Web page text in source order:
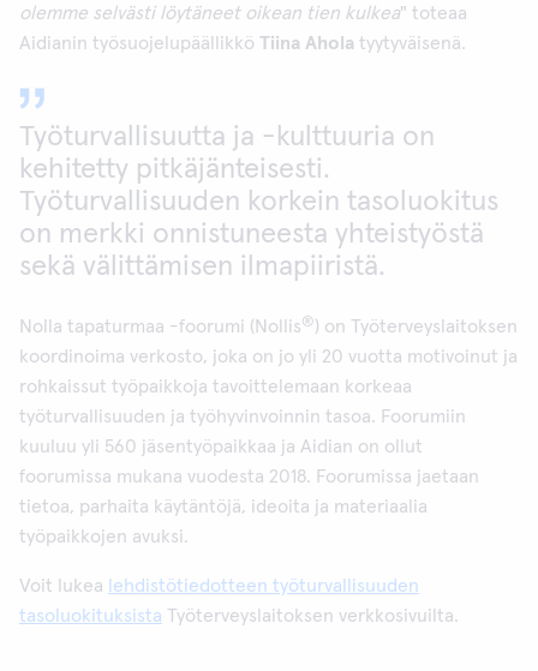
olemme selvästi löytäneet oikean tien kulkea" toteaa
Aidianin työsuojelupäällikkö Tiina Ahola tyytyväisenä.
Työturvallisuutta ja -kulttuuria on
kehitetty pitkäjänteisesti.
Työturvallisuuden korkein tasoluokitus
on merkki onnistuneesta yhteistyöstä
sekä välittämisen ilmapiiristä.
Nolla tapaturmaa -foorumi (Nollis®) on Työterveyslaitoksen
koordinoima verkosto, joka on jo yli 20 vuotta motivoinut ja
rohkaissut työpaikkoja tavoittelemaan korkeaa
työturvallisuuden ja työhyvinvoinnin tasoa. Foorumiin
kuuluu yli 560 jäsentyöpaikkaa ja Aidian on ollut
foorumissa mukana vuodesta 2018. Foorumissa jaetaan
tietoa, parhaita käytäntöjä, ideoita ja materiaalia
työpaikkojen avuksi.
Voit lukea
lehdistötiedotteen työturvallisuuden
tasoluokituksista Työterveyslaitoksen verkkosivuilta.